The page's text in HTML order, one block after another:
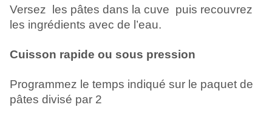
Versez les pâtes dans la cuve puis recouvrez
les ingrédients avec de l’eau.
Cuisson rapide ou sous pression
Programmez le temps indiqué sur le paquet de
pâtes divisé par 2